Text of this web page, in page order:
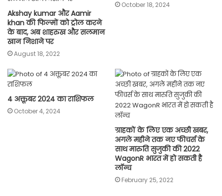
Akshay kumar और Aamir
khan की फिल्मों को ट्रोल करने
के बाद, अब शाहरुख और सलमान
खान निशाने पर
August 18, 2022
October 18, 2024
4 अक्तूबर 2024 का राशिफल
October 4, 2024
ग्राहकों के लिए एक अच्छी खबर,
अगले महीने तक नए फीचर्स के
साथ मारुति सुजुकी की 2022
WagonR भारत में हो सकती है
लॉन्च
February 25, 2022